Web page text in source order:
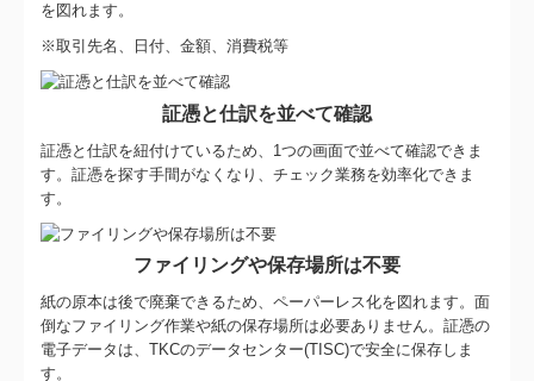
を図れます。
※取引先名、日付、金額、消費税等
証憑と仕訳を並べて確認
証憑と仕訳を紐付けているため、1つの画面で並べて確認できま
す。証憑を探す手間がなくなり、チェック業務を効率化できま
す。
ファイリングや保存場所は不要
紙の原本は後で廃棄できるため、ペーパーレス化を図れます。面
倒なファイリング作業や紙の保存場所は必要ありません。証憑の
電子データは、TKCのデータセンター(TISC)で安全に保存しま
す。